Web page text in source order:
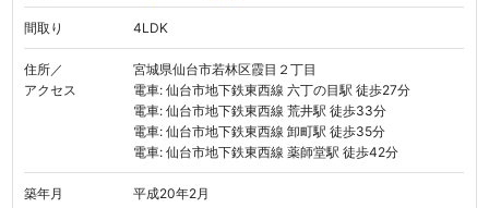
間取り 4LDK
住所／
アクセス
宮城県仙台市若林区霞目２丁目
電車: 仙台市地下鉄東西線 六丁の目駅 徒歩27分
電車: 仙台市地下鉄東西線 荒井駅 徒歩33分
電車: 仙台市地下鉄東西線 卸町駅 徒歩35分
電車: 仙台市地下鉄東西線 薬師堂駅 徒歩42分
築年月 平成20年2月